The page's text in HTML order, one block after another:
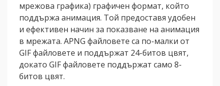
мрежова графика) графичен формат, който
поддържа анимация. Той предоставя удобен
и ефективен начин за показване на анимация
в мрежата. APNG файловете са по-малки от
GIF файловете и поддържат 24-битов цвят,
докато GIF файловете поддържат само 8-
битов цвят.